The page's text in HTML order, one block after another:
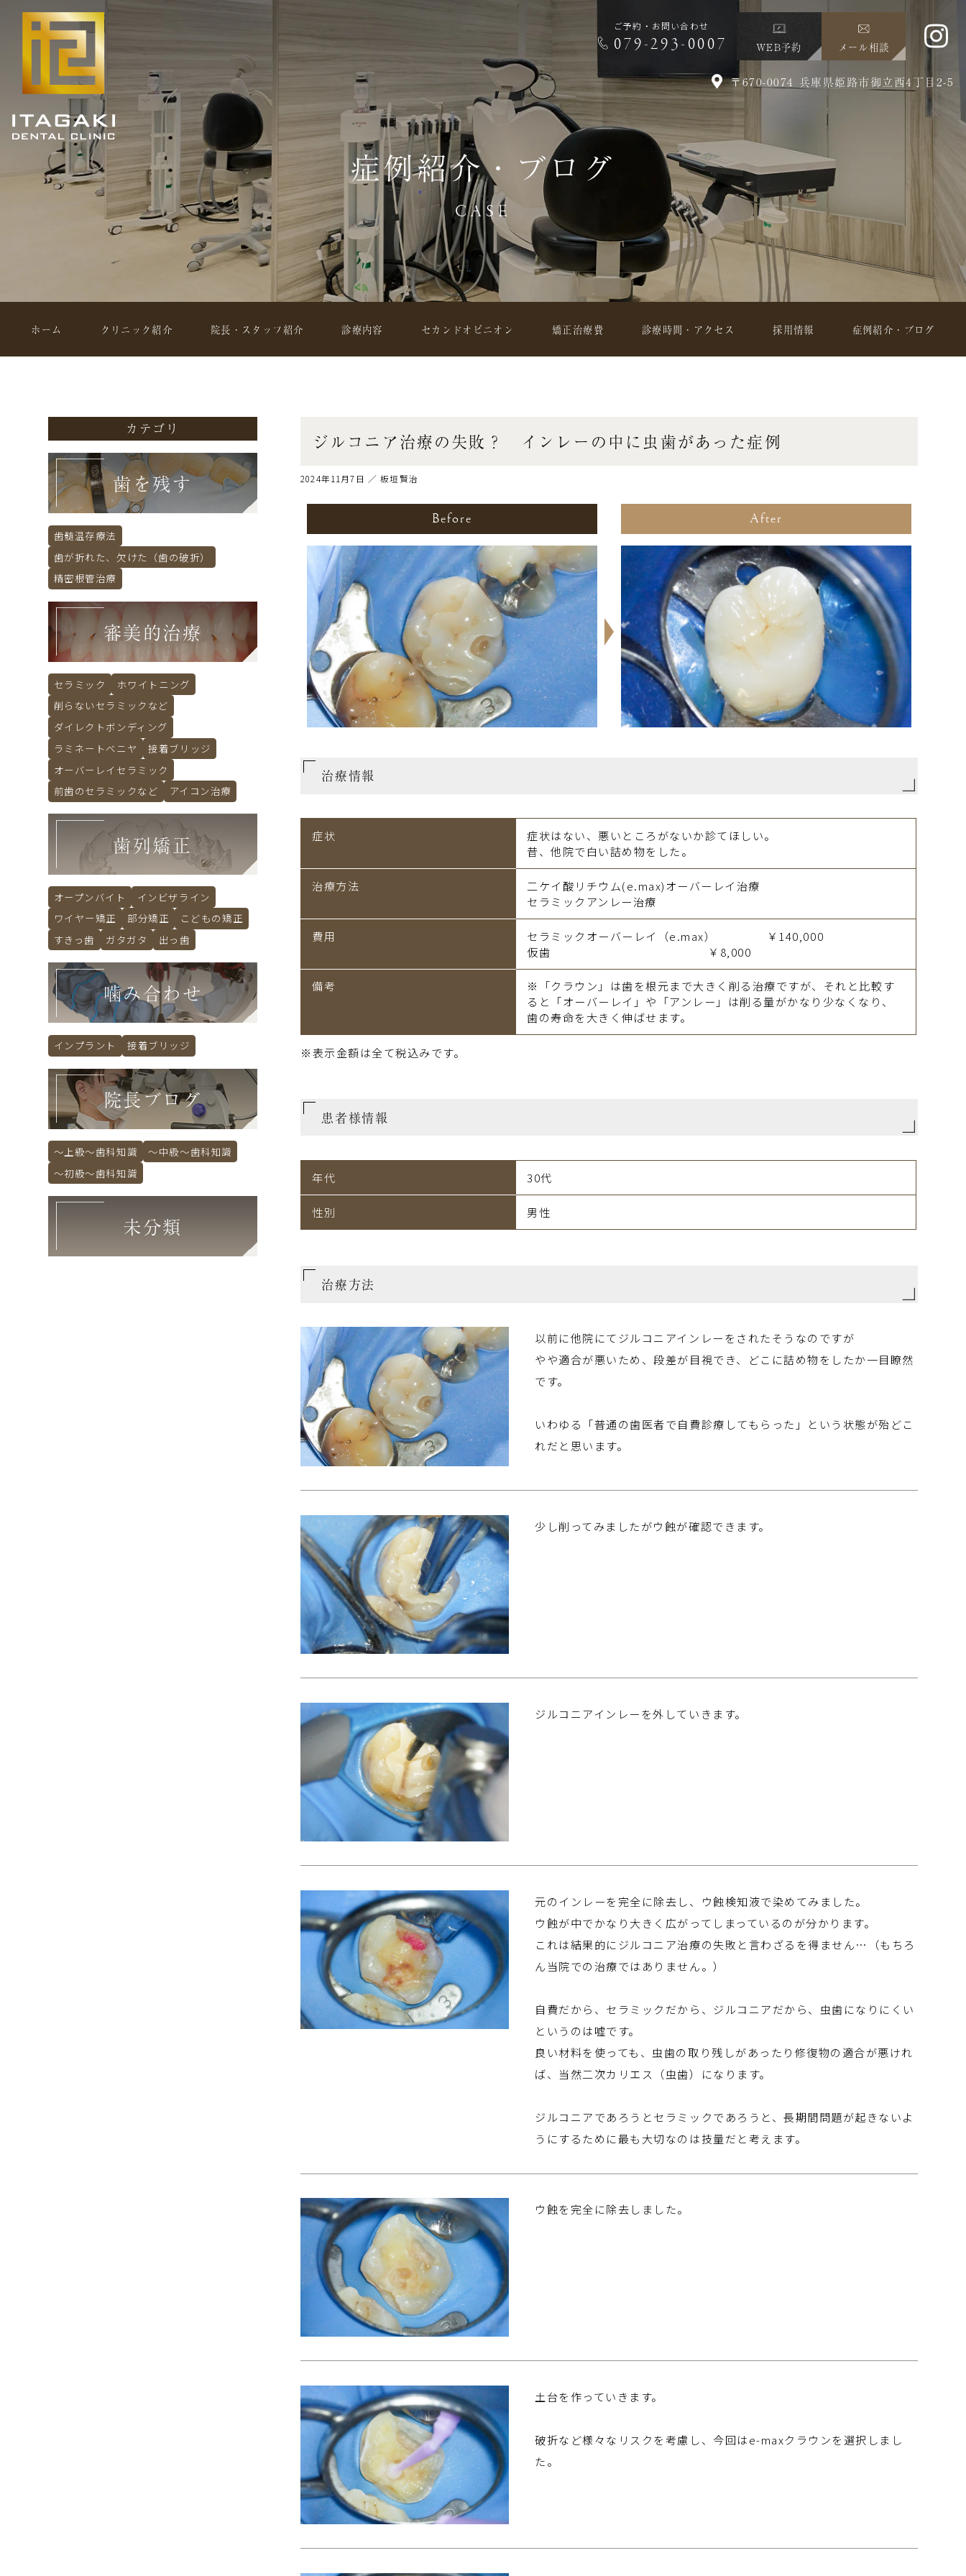
ご予約・お問い合わせ
079-293-0007 WEB予約 メール相談
〒670-0074 兵庫県姫路市御立西4丁目2-5
症例紹介・ブログ
CASE
ホーム クリニック紹介 院長・スタッフ紹介 診療内容 セカンドオピニオン 矯正治療費 診療時間・アクセス 採用情報 症例紹介・ブログ
ジルコニア治療の失敗？ インレーの中に虫歯があった症例
2024年11月7日 ／ 板垣賢治
Before After
治療情報
症状
症状はない、悪いところがないか診てほしい。
昔、他院で白い詰め物をした。
治療方法
二ケイ酸リチウム(e.max)オーバーレイ治療
セラミックアンレー治療
費用
セラミックオーバーレイ（e.max） ￥140,000
仮歯 ￥8,000
備考
※「クラウン」は歯を根元まで大きく削る治療ですが、それと比較す
ると「オーバーレイ」や「アンレー」は削る量がかなり少なくなり、
歯の寿命を大きく伸ばせます。
※表示金額は全て税込みです。
患者様情報
年代 30代
性別 男性
治療方法
以前に他院にてジルコニアインレーをされたそうなのですが
やや適合が悪いため、段差が目視でき、どこに詰め物をしたか一目瞭然
です。
いわゆる「普通の歯医者で自費診療してもらった」という状態が殆どこ
れだと思います。
少し削ってみましたがウ蝕が確認できます。
ジルコニアインレーを外していきます。
元のインレーを完全に除去し、ウ蝕検知液で染めてみました。
ウ蝕が中でかなり大きく広がってしまっているのが分かります。
これは結果的にジルコニア治療の失敗と言わざるを得ません…（もちろ
ん当院での治療ではありません。）
自費だから、セラミックだから、ジルコニアだから、虫歯になりにくい
というのは嘘です。
良い材料を使っても、虫歯の取り残しがあったり修復物の適合が悪けれ
ば、当然二次カリエス（虫歯）になります。
ジルコニアであろうとセラミックであろうと、長期間問題が起きないよ
うにするために最も大切なのは技量だと考えます。
ウ蝕を完全に除去しました。
土台を作っていきます。
破折など様々なリスクを考慮し、今回はe-maxクラウンを選択しまし
た。
カテゴリ
歯を残す
歯髄温存療法
歯が折れた、欠けた（歯の破折）
精密根管治療
審美的治療
セラミック
ホワイトニング
削らないセラミックなど
ダイレクトボンディング
ラミネートベニヤ
接着ブリッジ
オーバーレイセラミック
前歯のセラミックなど
アイコン治療
歯列矯正
オープンバイト
インビザライン
ワイヤー矯正
部分矯正
こどもの矯正
すきっ歯
ガタガタ 出っ歯
噛み合わせ
インプラント 接着ブリッジ
院長ブログ
～上級～歯科知識
～中級～歯科知識
～初級～歯科知識
未分類